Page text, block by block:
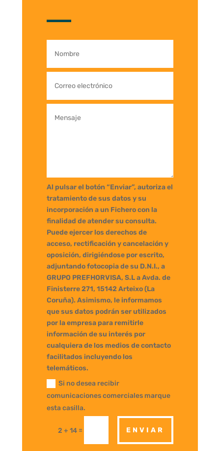
Al pulsar el botón “Enviar”, autoriza el
tratamiento de sus datos y su
incorporación a un Fichero con la
finalidad de atender su consulta.
Puede ejercer los derechos de
acceso, rectificación y cancelación y
oposición, dirigiéndose por escrito,
adjuntando fotocopia de su D.N.I., a
GRUPO PREFHORVISA, S.L a Avda. de
Finisterre 271, 15142 Arteixo (La
Coruña). Asimismo, le informamos
que sus datos podrán ser utilizados
por la empresa para remitirle
información de su interés por
cualquiera de los medios de contacto
facilitados incluyendo los
telemáticos.
Si no desea recibir
comunicaciones comerciales marque
esta casilla.
2 + 14 = ENVIAR